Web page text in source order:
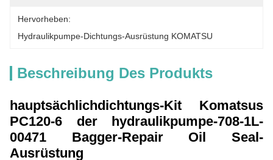
Hervorheben:
Hydraulikpumpe-Dichtungs-Ausrüstung KOMATSU
Beschreibung Des Produkts
hauptsächlichdichtungs-Kit Komatsus
PC120-6 der hydraulikpumpe-708-1L-
00471 Bagger-Repair Oil Seal-
Ausrüstung